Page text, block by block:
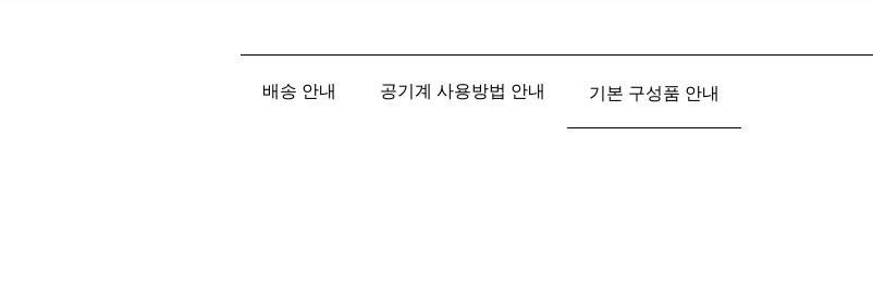
배송 안내 공기계 사용방법 안내 기본 구성품 안내